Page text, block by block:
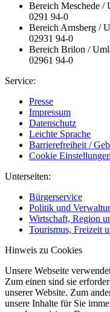
Bereich Meschede /
0291 94-0
Bereich Arnsberg /
02931 94-0
Bereich Brilon /
02961 94-0
Service:
Presse
Impressum
Datenschutz
Leichte Sprache
Barrierefreiheit /
Cookie Einstellungen
Unterseiten:
Bürgerservice
Politik und
Wirtschaft, Region
Tourismus, Freizeit
Hinweis zu Cookies
Unsere Webseite
Zum einen sind sie
unserer Website. Zum
unsere Inhalte für Sie